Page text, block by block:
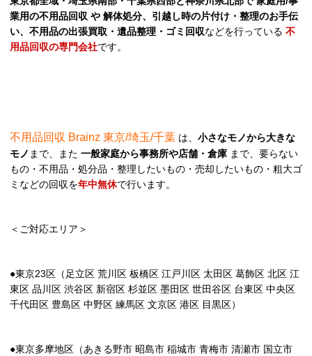
業用の不用品回収 や 解体処分、引越し時の片付け・整理のお手伝
い、不用品の出張買取・遺品整理・ゴミ回収などを行っている 不
用品回収の専門会社です。
不用品回収 Brainz 東京/埼玉/千葉 は、 小さなモノから大きな
モノ まで、また 一般家庭から事務所や店舗・倉庫 まで、要らない
もの・不用品・処分品・整理したいもの・売却したいもの・粗大ゴ
ミなどの回収を年中無休で行います。
＜ご対応エリア＞
●東京23区（足立区 荒川区 板橋区 江戸川区 太田区 葛飾区 北区 江
東区 品川区 渋谷区 新宿区 杉並区 墨田区 世田谷区 台東区 中央区
千代田区 豊島区 中野区 練馬区 文京区 港区 目黒区）
●東京多摩地区（あきる野市 昭島市 稲城市 青梅市 清瀬市 国立市